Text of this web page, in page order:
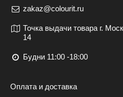
zakaz@colourit.ru
Точка выдачи товара г.
14
Будни 11:00 -18:00
Оплата и доставка